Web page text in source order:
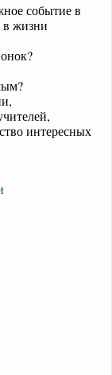
событие в
в жизни
интересных